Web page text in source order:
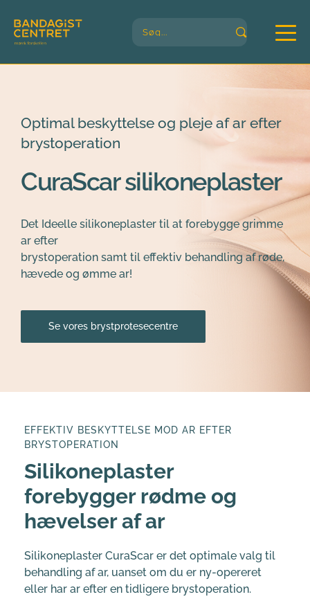
Søg...
Optimal beskyttelse og pleje af ar efter
brystoperation
CuraScar silikoneplaster
Det Ideelle silikoneplaster til at forebygge grimme
ar efter
brystoperation samt til effektiv behandling af røde,
hævede og ømme ar!
Se vores brystprotesecentre
EFFEKTIV BESKYTTELSE MOD AR EFTER
BRYSTOPERATION
Silikoneplaster
forebygger rødme og
hævelser af ar
Silikoneplaster CuraScar er det optimale valg til
behandling af ar, uanset om du er ny-opereret
eller har ar efter en tidligere brystoperation.